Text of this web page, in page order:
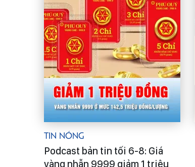
Tin Nóng
Podcast bản tin tối 6-8: Giá
vàng nhẫn 9999 giảm 1 triệu